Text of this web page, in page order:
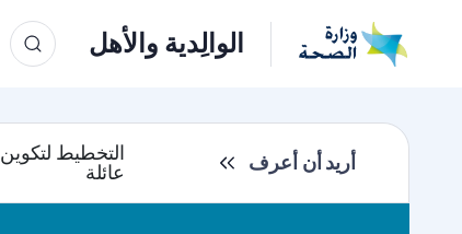
الوالِدية والأهل
أريد أن أعرف
التخطيط لتكوين
عائلة